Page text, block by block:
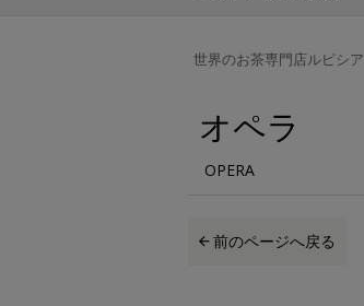
世界のお茶専門店ルピシア
オペラ
OPERA
前のページへ戻る